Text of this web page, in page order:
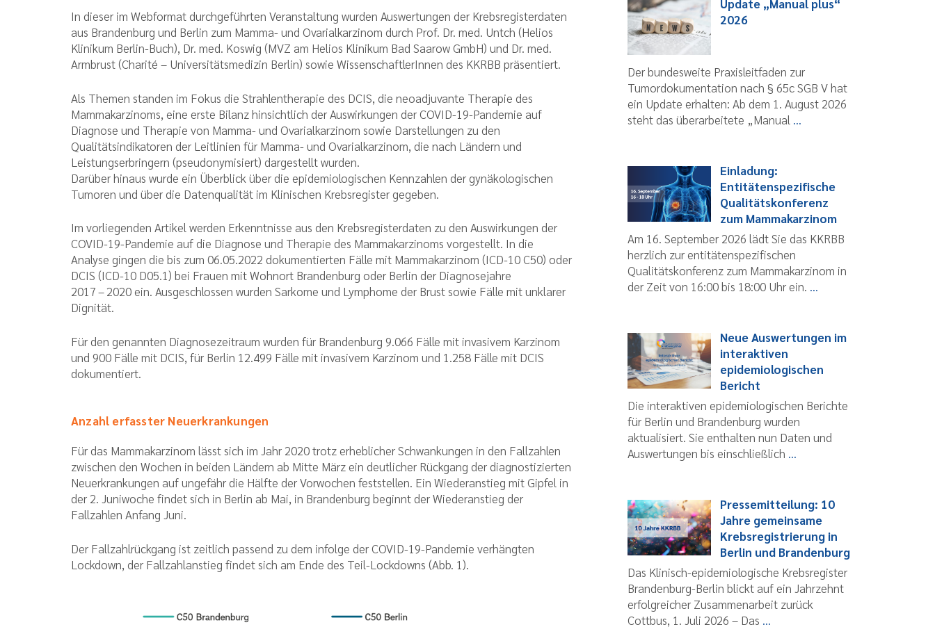
In dieser im Webformat durchgeführten Veranstaltung wurden Auswertungen der Krebsregisterdaten
aus Brandenburg und Berlin zum Mamma- und Ovarialkarzinom durch Prof. Dr. med. Untch (Helios
Klinikum Berlin-Buch), Dr. med. Koswig (MVZ am Helios Klinikum Bad Saarow GmbH) und Dr. med.
Armbrust (Charité – Universitätsmedizin Berlin) sowie WissenschaftlerInnen des KKRBB präsentiert.
Als Themen standen im Fokus die Strahlentherapie des DCIS, die neoadjuvante Therapie des
Mammakarzinoms, eine erste Bilanz hinsichtlich der Auswirkungen der COVID-19-Pandemie auf
Diagnose und Therapie von Mamma- und Ovarialkarzinom sowie Darstellungen zu den
Qualitätsindikatoren der Leitlinien für Mamma- und Ovarialkarzinom, die nach Ländern und
Leistungserbringern (pseudonymisiert) dargestellt wurden.
Darüber hinaus wurde ein Überblick über die epidemiologischen Kennzahlen der gynäkologischen
Tumoren und über die Datenqualität im Klinischen Krebsregister gegeben.
Im vorliegenden Artikel werden Erkenntnisse aus den Krebsregisterdaten zu den Auswirkungen der
COVID-19-Pandemie auf die Diagnose und Therapie des Mammakarzinoms vorgestellt. In die
Analyse gingen die bis zum 06.05.2022 dokumentierten Fälle mit Mammakarzinom (ICD-10 C50) oder
DCIS (ICD-10 D05.1) bei Frauen mit Wohnort Brandenburg oder Berlin der Diagnosejahre
2017 – 2020 ein. Ausgeschlossen wurden Sarkome und Lymphome der Brust sowie Fälle mit unklarer
Dignität.
Für den genannten Diagnosezeitraum wurden für Brandenburg 9.066 Fälle mit invasivem Karzinom
und 900 Fälle mit DCIS, für Berlin 12.499 Fälle mit invasivem Karzinom und 1.258 Fälle mit DCIS
dokumentiert.
Anzahl erfasster Neuerkrankungen
Für das Mammakarzinom lässt sich im Jahr 2020 trotz erheblicher Schwankungen in den Fallzahlen
zwischen den Wochen in beiden Ländern ab Mitte März ein deutlicher Rückgang der diagnostizierten
Neuerkrankungen auf ungefähr die Hälfte der Vorwochen feststellen. Ein Wiederanstieg mit Gipfel in
der 2. Juniwoche findet sich in Berlin ab Mai, in Brandenburg beginnt der Wiederanstieg der
Fallzahlen Anfang Juni.
Der Fallzahlrückgang ist zeitlich passend zu dem infolge der COVID-19-Pandemie verhängten
Lockdown, der Fallzahlanstieg findet sich am Ende des Teil-Lockdowns (Abb. 1).
Update „Manual plus“
2026
Der bundesweite Praxisleitfaden zur
Tumordokumentation nach § 65c SGB V hat
ein Update erhalten: Ab dem 1. August 2026
steht das überarbeitete „Manual ...
Einladung:
Entitätenspezifische
Qualitätskonferenz
zum Mammakarzinom
Am 16. September 2026 lädt Sie das KKRBB
herzlich zur entitätenspezifischen
Qualitätskonferenz zum Mammakarzinom in
der Zeit von 16:00 bis 18:00 Uhr ein. ...
Neue Auswertungen im
interaktiven
epidemiologischen
Bericht
Die interaktiven epidemiologischen Berichte
für Berlin und Brandenburg wurden
aktualisiert. Sie enthalten nun Daten und
Auswertungen bis einschließlich ...
Pressemitteilung: 10
Jahre gemeinsame
Krebsregistrierung in
Berlin und Brandenburg
Das Klinisch-epidemiologische Krebsregister
Brandenburg-Berlin blickt auf ein Jahrzehnt
erfolgreicher Zusammenarbeit zurück
Cottbus, 1. Juli 2026 – Das ...